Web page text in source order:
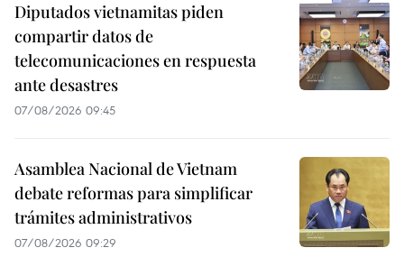
Diputados vietnamitas piden
compartir datos de
telecomunicaciones en respuesta
ante desastres
07/08/2026 09:45
Asamblea Nacional de Vietnam
debate reformas para simplificar
trámites administrativos
07/08/2026 09:29